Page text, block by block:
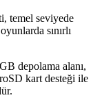
temel seviyede
sınırlı
depolama alanı,
kart desteği ile